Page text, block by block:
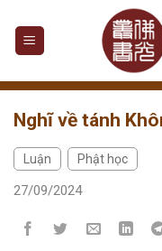
content
Nghĩ về tánh
Luận Phật học
27/09/2024